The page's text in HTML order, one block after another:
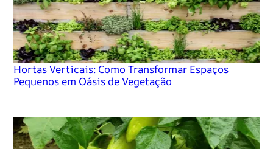
Hortas Verticais: Como Transformar Espaços
Pequenos em Oásis de Vegetação